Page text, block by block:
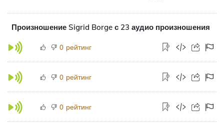
Произношение Sigrid Borge с 23 аудио произношения
0 рейтинг
0 рейтинг
0 рейтинг